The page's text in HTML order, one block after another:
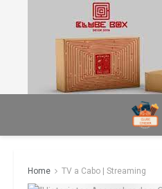
Home TV a Cabo | Streaming